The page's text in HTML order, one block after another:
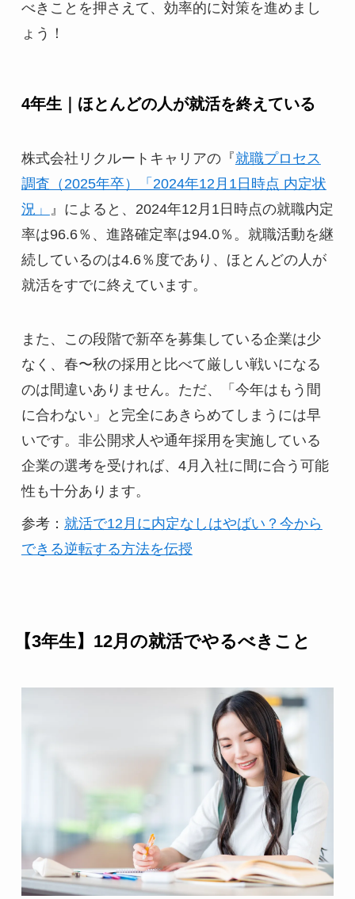
べきことを押さえて、効率的に対策を進めまし
ょう！
4年生｜ほとんどの人が就活を終えている
株式会社リクルートキャリアの『就職プロセス
調査（2025年卒）「2024年12月1日時点 内定状
況」
』によると、2024年12月1日時点の就職内定
率は96.6％、進路確定率は94.0％。就職活動を継
続しているのは4.6％度であり、ほとんどの人が
就活をすでに終えています。
また、この段階で新卒を募集している企業は少
なく、春〜秋の採用と比べて厳しい戦いになる
のは間違いありません。ただ、「今年はもう間
に合わない」と完全にあきらめてしまうには早
いです。非公開求人や通年採用を実施している
企業の選考を受ければ、4月入社に間に合う可能
性も十分あります。
参考： 就活で12月に内定なしはやばい？今から
できる逆転する方法を伝授
【3年生】12月の就活でやるべきこと